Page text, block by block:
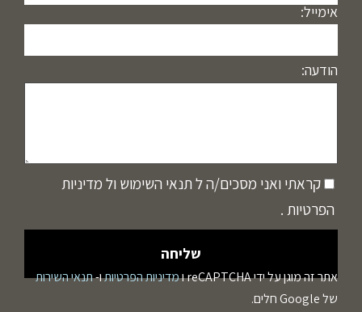
אימייל:
הודעה:
קראתי ואני מסכים/ה ל תנאי השימוש ול מדיניות
הפרטיות .
אתר זה מוגן על ידי reCAPTCHA ו מדיניות הפרטיותו-תנאי השירות
של Google חלים.